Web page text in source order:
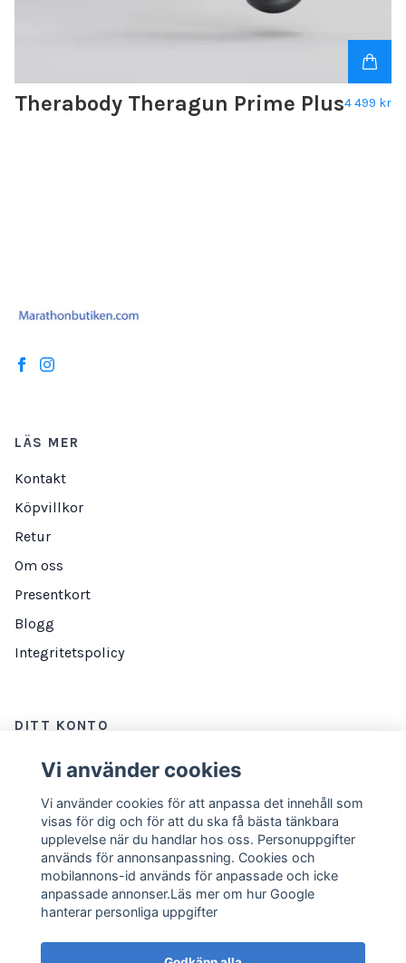
Therabody Theragun Prime Plus4 499 kr
LÄS MER
Kontakt
Köpvillkor
Retur
Om oss
Presentkort
Blogg
Integritetspolicy
DITT KONTO
Logga in
NYHETSBREV
E-postadress
Prenumerera
Vi använder cookies
Vi använder cookies för att anpassa det innehåll som
visas för dig och för att du ska få bästa tänkbara
upplevelse när du handlar hos oss. Personuppgifter
används för annonsanpassning. Cookies och
mobilannons-id används för anpassade och icke
anpassade annonser.Läs mer om hur Google
hanterar personliga uppgifter